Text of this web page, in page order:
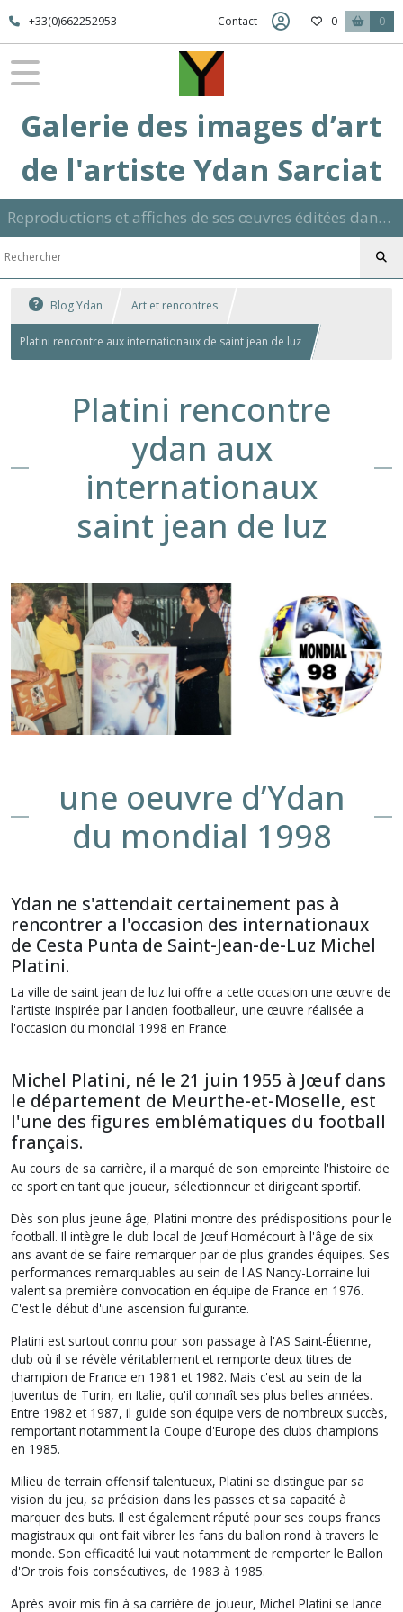
+33(0)662252953 Contact 0 0
Galerie des images d’art
de l'artiste Ydan Sarciat
Reproductions et affiches de ses œuvres éditées dans son atelier sur papier ou toile dans différents formats et signées manuscrite
Blog Ydan Art et rencontres
Platini rencontre aux internationaux de saint jean de luz
Platini rencontre
ydan aux
internationaux
saint jean de luz
une oeuvre d’Ydan
du mondial 1998
Ydan ne s'attendait certainement pas à
rencontrer a l'occasion des internationaux
de Cesta Punta de Saint-Jean-de-Luz Michel
Platini.
La ville de saint jean de luz lui offre a cette occasion une œuvre de
l'artiste inspirée par l'ancien footballeur, une œuvre réalisée a
l'occasion du mondial 1998 en France.
Michel Platini, né le 21 juin 1955 à Jœuf dans
le département de Meurthe-et-Moselle, est
l'une des figures emblématiques du football
français.
Au cours de sa carrière, il a marqué de son empreinte l'histoire de
ce sport en tant que joueur, sélectionneur et dirigeant sportif.
Dès son plus jeune âge, Platini montre des prédispositions pour le
football. Il intègre le club local de Jœuf Homécourt à l'âge de six
ans avant de se faire remarquer par de plus grandes équipes. Ses
performances remarquables au sein de l'AS Nancy-Lorraine lui
valent sa première convocation en équipe de France en 1976.
C'est le début d'une ascension fulgurante.
Platini est surtout connu pour son passage à l'AS Saint-Étienne,
club où il se révèle véritablement et remporte deux titres de
champion de France en 1981 et 1982. Mais c'est au sein de la
Juventus de Turin, en Italie, qu'il connaît ses plus belles années.
Entre 1982 et 1987, il guide son équipe vers de nombreux succès,
remportant notamment la Coupe d'Europe des clubs champions
en 1985.
Milieu de terrain offensif talentueux, Platini se distingue par sa
vision du jeu, sa précision dans les passes et sa capacité à
marquer des buts. Il est également réputé pour ses coups francs
magistraux qui ont fait vibrer les fans du ballon rond à travers le
monde. Son efficacité lui vaut notamment de remporter le Ballon
d'Or trois fois consécutives, de 1983 à 1985.
Après avoir mis fin à sa carrière de joueur, Michel Platini se lance